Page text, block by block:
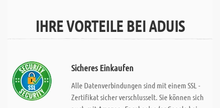
IHRE VORTEILE BEI ADUIS
Sicheres Einkaufen
Alle Datenverbindungen sind mit einem SSL -
Zertifikat sicher verschlusselt. Sie können sich